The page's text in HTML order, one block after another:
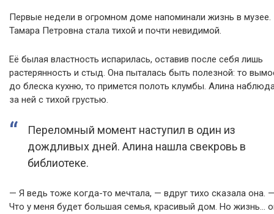
Первые недели в огромном доме напоминали жизнь в музее.
Тамара Петровна стала тихой и почти невидимой.
Её былая властность испарилась, оставив после себя лишь
растерянность и стыд. Она пыталась быть полезной: то
до блеска кухню, то примется полоть клумбы. Алина
за ней с тихой грустью.
Переломный момент наступил в один из
дождливых дней. Алина нашла свекровь в
библиотеке.
— Я ведь тоже когда-то мечтала, — вдруг тихо сказала она.
Что у меня будет большая семья, красивый дом. Но жизнь…